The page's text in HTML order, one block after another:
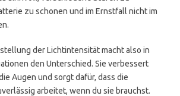
zu schonen und im Ernstfall nicht im
der Lichtintensität macht also in
den Unterschied. Sie verbessert
Augen und sorgt dafür, dass die
arbeitet, wenn du sie brauchst.